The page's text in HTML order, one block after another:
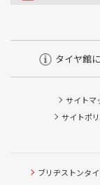
タイヤ館
サイトマ
サイトポ
ブリヂストンタ
タイヤ点検・